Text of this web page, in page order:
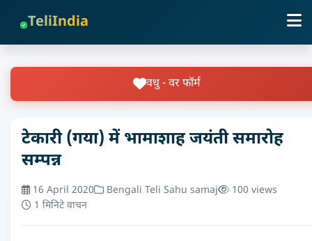
TeliIndia
वधु - वर फॉर्म
टेकारी (गया) में भामाशाह जयंती समारोह
सम्पन्न
16 April 2020 Bengali Teli Sahu samaj
100 views
1 मिनिटे वाचन